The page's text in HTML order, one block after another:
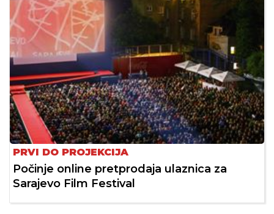
PRVI DO PROJEKCIJA
Počinje online pretprodaja ulaznica za
Sarajevo Film Festival